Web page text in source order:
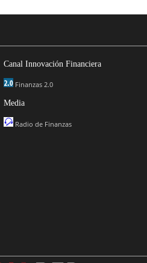
Canal Innovación Financiera
Finanzas 2.0
Media
Radio de Finanzas